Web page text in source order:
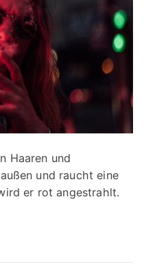
Haaren und
und raucht eine
er rot angestrahlt.